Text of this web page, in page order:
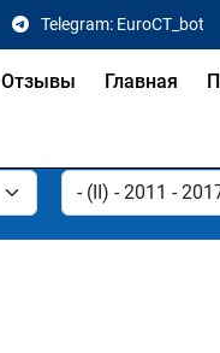
Telegram: EuroCT_bot
Отзывы Главная